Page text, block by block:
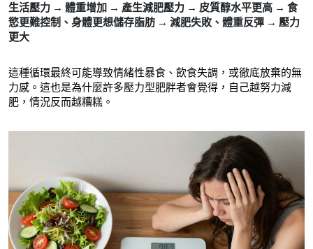
生活壓力 → 體重增加 → 產生減肥壓力 → 皮質醇水平更高 → 食
慾更難控制、身體更想儲存脂肪 → 減肥失敗、體重反彈 → 壓力
更大
這種循環最終可能導致情緒性暴食、飲食失調，或徹底放棄的無
力感。這也是為什麼許多壓力型肥胖者會覺得，自己越努力減
肥，情況反而越糟糕。